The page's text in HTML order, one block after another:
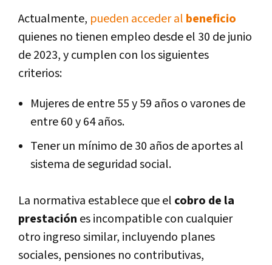
Actualmente, pueden acceder al beneficio
quienes no tienen empleo desde el 30 de junio
de 2023, y cumplen con los siguientes
criterios:
Mujeres de entre 55 y 59 años o varones de
entre 60 y 64 años.
Tener un mínimo de 30 años de aportes al
sistema de seguridad social.
La normativa establece que el cobro de la
prestación es incompatible con cualquier
otro ingreso similar, incluyendo planes
sociales, pensiones no contributivas,